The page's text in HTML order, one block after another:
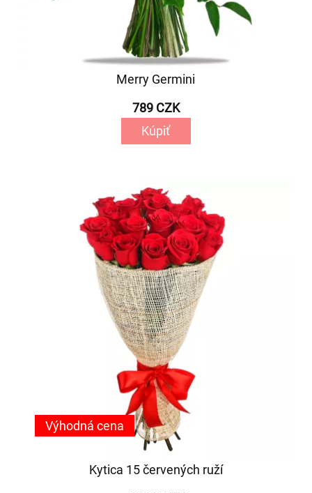
Merry Germini
789 CZK
Kúpiť
Kytica 15 červených ruží
Výhodná cena